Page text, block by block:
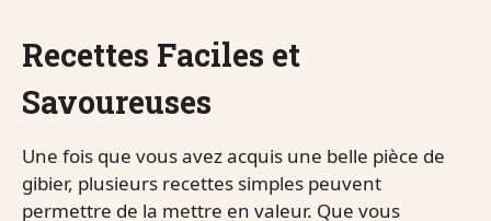
Recettes Faciles et
Savoureuses
Une fois que vous avez acquis une belle pièce de
gibier, plusieurs recettes simples peuvent
permettre de la mettre en valeur. Que vous